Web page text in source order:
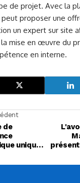
de projet. Avec la
peut proposer une
un expert sur site
mise en œuvre du
en interne.
de
unique